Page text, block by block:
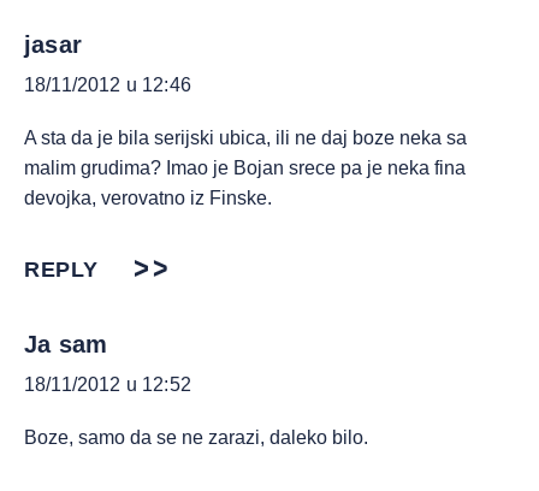
jasar
18/11/2012 u 12:46
A sta da je bila serijski ubica, ili ne daj boze neka sa
malim grudima? Imao je Bojan srece pa je neka fina
devojka, verovatno iz Finske.
REPLY
Ja sam
18/11/2012 u 12:52
Boze, samo da se ne zarazi, daleko bilo.